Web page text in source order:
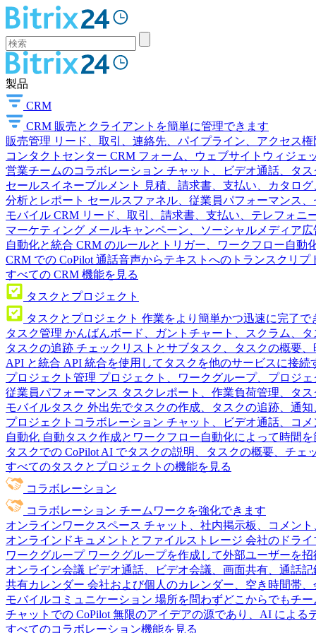
製品
CRM
CRM 販売とクライアントを簡単に管理できます
販売管理 リード、取引、連絡先、パイプライン、アクセス
コンタクトセンター CRM フォーム、ウェブサイトウィジェ
営業チームのコラボレーション チャット、ビデオ通話、タ
セールスイネーブルメント
見積、請求書、支払い、カタロ
分析とレポート セールスファネル、従業員パフォーマンス
モバイル CRM リード、取引、請求書、支払い、テレフォ
マーケティング メールキャンペーン、ソーシャルメディア
自動化と統合 CRM のルールとトリガー、ワークフロー自動
CRM での CoPilot 通話音声からテキストへのトランスクリ
すべての CRM 機能を見る
タスクとプロジェクト
タスクとプロジェクト 作業をより簡単かつ迅速に完了で
タスク管理 かんばんボード、ガントチャート、スクラム、
タスクの追跡 チェックリストとサブタスク、タスクの概要
API と統合 API 統合を使用してタスクを他のサービスに接
プロジェクト管理 プロジェクト、ワークグループ、プロジ
従業員パフォーマンス タスクレポート、作業負荷管理、タ
モバイルタスク 外出先でタスクの作成、タスクの追跡、通
プロジェクトコラボレーション チャット、ビデオ通話、コ
自動化 自動タスク作成とワークフロー自動化によって時間
タスクでの CoPilot AI でタスクの説明、タスクの概要、チェ
すべてのタスクとプロジェクトの機能を見る
コラボレーション
コラボレーション チームワークを強化できます
オンラインワークスペース チャット、社内掲示板、コメン
オンラインドキュメントとファイルストレージ 会社のドラ
ワークグループ ワークグループを作成して外部ユーザーを
オンライン会議 ビデオ通話、ビデオ会議、画面共有、通話
共有カレンダー 会社および個人のカレンダー、空き時間帯
モバイルコミュニケーション 場所を問わずどこからでもチ
チャットでの CoPilot 無限のアイデアの源であり、AI による
すべてのコラボレーション機能を見る